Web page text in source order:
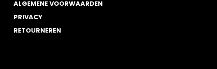
ALGEMENE VOORWAARDEN
PRIVACY
RETOURNEREN